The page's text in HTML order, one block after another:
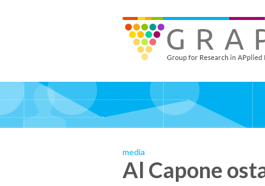
GRAPE - Group for Research in APplied Economics
media
Al Capone